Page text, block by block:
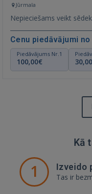
Jūrmala
Cenu piedāvājumi
Piedāvājums Nr.1
100,00€
Kā
1 Izveido
Tas ir